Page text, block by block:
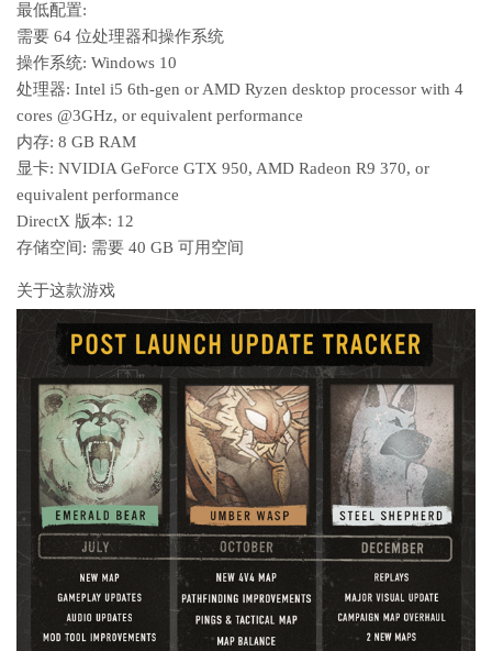
最低配置:
需要 64 位处理器和操作系统
操作系统: Windows 10
处理器: Intel i5 6th-gen or AMD Ryzen desktop processor with 4
cores @3GHz, or equivalent performance
内存: 8 GB RAM
显卡: NVIDIA GeForce GTX 950, AMD Radeon R9 370, or
equivalent performance
DirectX 版本: 12
存储空间: 需要 40 GB 可用空间
关于这款游戏